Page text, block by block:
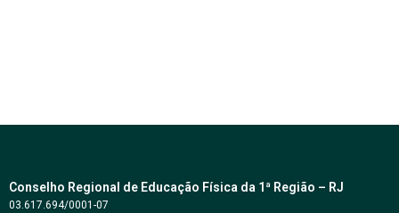
Conselho Regional de Educação Física da 1ª Região – RJ
03.617.694/0001-07